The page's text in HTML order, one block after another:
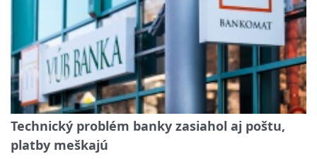
Technický problém banky zasiahol aj poštu,
platby meškajú